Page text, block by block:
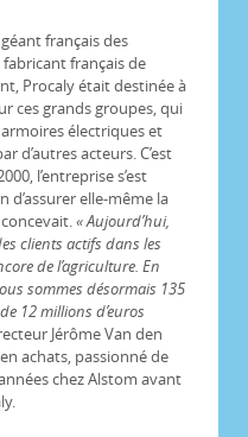
français des
français de
Procaly était destinée à
ces grands groupes, qui
électriques et
d’autres acteurs. C’est
l’entreprise s’est
d’assurer elle-même la
« Aujourd’hui,
clients actifs dans les
de l’agriculture. En
sommes désormais 135
12 millions d’euros
Jérôme Van den
achats, passionné de
chez Alstom avant